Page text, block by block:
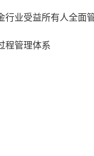
行业受益所有人全面
程管理体系